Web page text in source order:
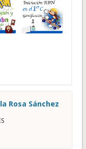
Rosa Sánchez